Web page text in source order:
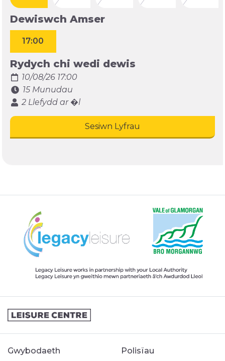
Dewiswch Amser
17:00
Rydych chi wedi dewis
10/08/26 17:00
15 Munudau
2 Llefydd ar �l
Sesiwn Lyfrau
Gwybodaeth
Polisïau